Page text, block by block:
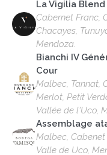
La Vigilia
Cabernet Franc,
Chacayes,
Mendoza.
Bianchi IV
Cour
Malbec, Tannat,
Merlot, Petit
Vallée de l'Uco,
Assemblage
Malbec,
Valle de Uco,